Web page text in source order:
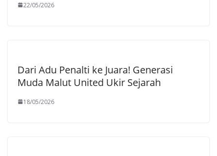
22/05/2026
Dari Adu Penalti ke Juara! Generasi
Muda Malut United Ukir Sejarah
18/05/2026